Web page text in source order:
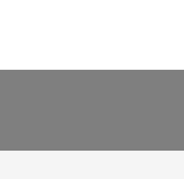
springen